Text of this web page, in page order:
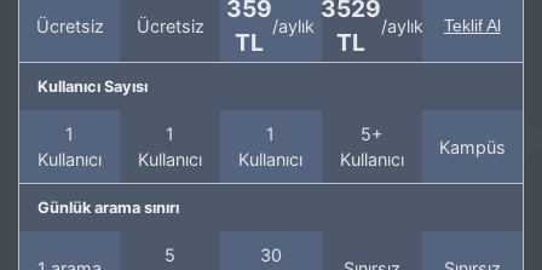
Ücretsiz Ücretsiz
359
TL
/aylık
3529
TL
/aylık Teklif Al
Kullanıcı Sayısı
1
Kullanıcı
1
Kullanıcı
1
Kullanıcı
5+
Kullanıcı
Kampüs
Günlük arama sınırı
5
30